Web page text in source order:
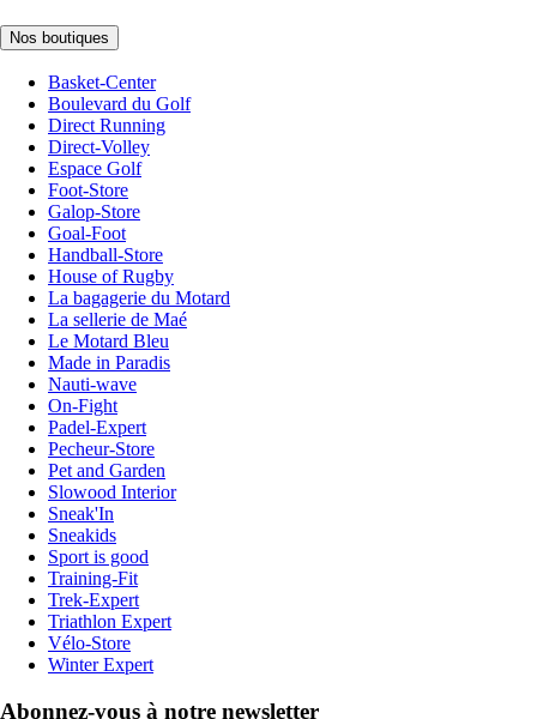
Nos boutiques
Basket-Center
Boulevard du Golf
Direct Running
Direct-Volley
Espace Golf
Foot-Store
Galop-Store
Goal-Foot
Handball-Store
House of Rugby
La bagagerie du Motard
La sellerie de Maé
Le Motard Bleu
Made in Paradis
Nauti-wave
On-Fight
Padel-Expert
Pecheur-Store
Pet and Garden
Slowood Interior
Sneak'In
Sneakids
Sport is good
Training-Fit
Trek-Expert
Triathlon Expert
Vélo-Store
Winter Expert
Abonnez-vous à notre newsletter